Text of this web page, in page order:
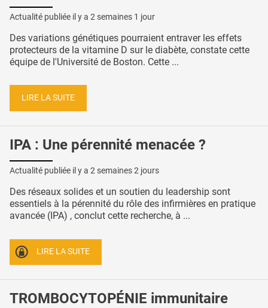
Actualité publiée il y a 2 semaines 1 jour
Des variations génétiques pourraient entraver les effets
protecteurs de la vitamine D sur le diabète, constate cette
équipe de l'Université de Boston. Cette ...
LIRE LA SUITE
IPA : Une pérennité menacée ?
Actualité publiée il y a 2 semaines 2 jours
Des réseaux solides et un soutien du leadership sont
essentiels à la pérennité du rôle des infirmières en pratique
avancée (IPA) , conclut cette recherche, à ...
LIRE LA SUITE
TROMBOCYTOPÉNIE immunitaire